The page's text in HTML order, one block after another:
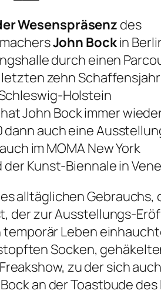
Wesenspräsenzdes
John Bockin
durch einen
zehn
Holstein
John Bock immer
dann auch eine
im MOMA New York
Kunst-Biennale in
alltäglichen
zur Ausstellungs-
Leben
Socken,
zu der sich
an der Toastbude